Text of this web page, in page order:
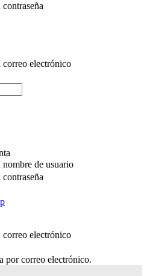
contraseña
correo electrónico
nombre de usuario
contraseña
correo electrónico
por correo electrónico.